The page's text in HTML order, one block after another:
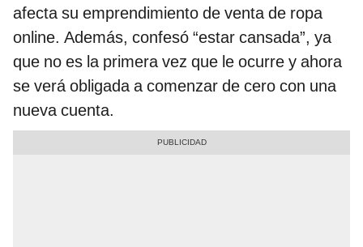
afecta su emprendimiento de venta de ropa
online. Además, confesó “estar cansada”, ya
que no es la primera vez que le ocurre y ahora
se verá obligada a comenzar de cero con una
nueva cuenta.